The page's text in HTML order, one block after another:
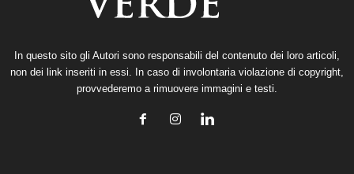
In questo sito gli Autori sono responsabili del contenuto dei loro articoli,
non dei link inseriti in essi. In caso di involontaria violazione di copyright,
provvederemo a rimuovere immagini e testi.